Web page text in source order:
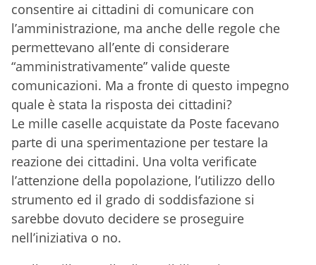
consentire ai cittadini di comunicare con
l’amministrazione, ma anche delle regole che
permettevano all’ente di considerare
“amministrativamente” valide queste
comunicazioni. Ma a fronte di questo impegno
quale è stata la risposta dei cittadini?
Le mille caselle acquistate da Poste facevano
parte di una sperimentazione per testare la
reazione dei cittadini. Una volta verificate
l’attenzione della popolazione, l’utilizzo dello
strumento ed il grado di soddisfazione si
sarebbe dovuto decidere se proseguire
nell’iniziativa o no.